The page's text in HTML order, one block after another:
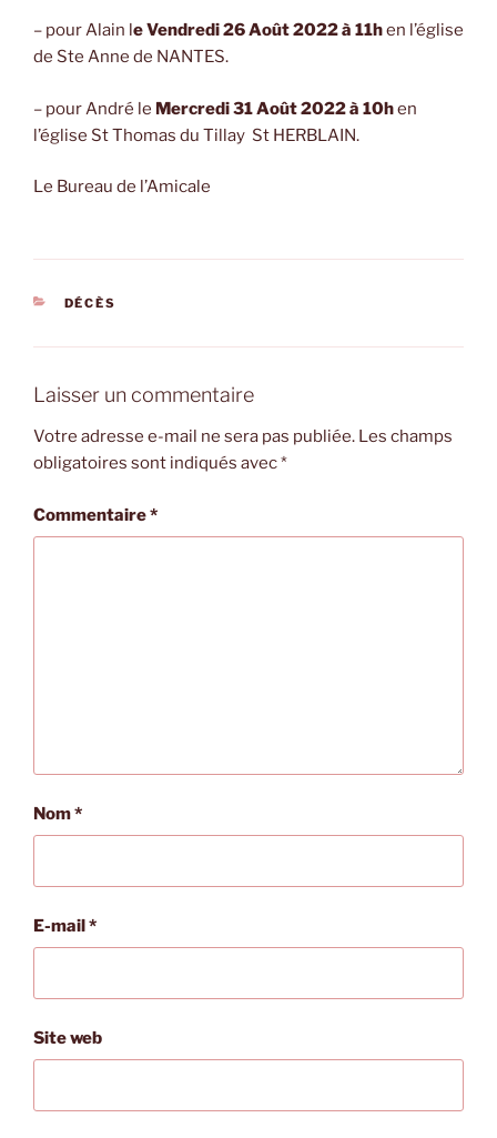
– pour Alain l e Vendredi 26 Août 2022 à 11hen l’église
de Ste Anne de NANTES.
– pour André le Mercredi 31 Août 2022 à 10hen
l’église St Thomas du Tillay St HERBLAIN.
Le Bureau de l’Amicale
CATÉGORIES
DÉCÈS
Laisser un commentaire
Votre adresse e-mail ne sera pas publiée. Les champs
obligatoires sont indiqués avec*
Commentaire*
Nom*
E-mail*
Site web